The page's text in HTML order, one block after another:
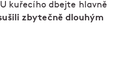
kuřecího dbejte hlavně
zbytečně dlouhým